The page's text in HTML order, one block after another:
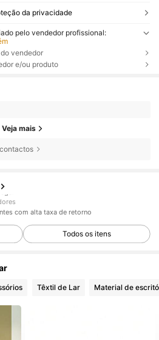
da privacidade
pelo vendedor profissional:
vendedor
e/ou produto
Veja mais
com alta taxa de retorno
Todos os itens
Têxtil de Lar Material de